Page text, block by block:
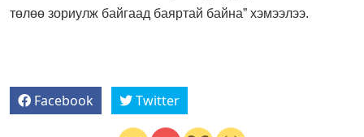
төлөө зориулж байгаад баяртай байна” хэмээлээ.
Facebook Twitter